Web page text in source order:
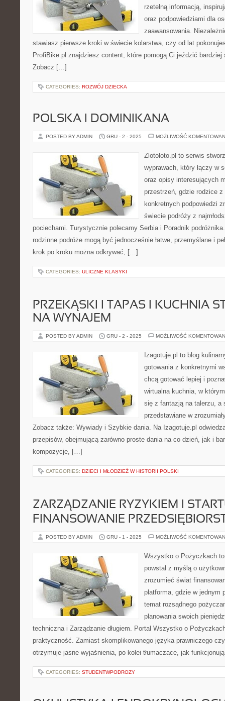
rzetelną informacją,
oraz podpowiedziami dla
zaawansowania.
stawiasz pierwsze kroki w świecie kolarstwa, czy od lat
ProfiBike.pl znajdziesz content, które pomogą Ci jeździć bardziej
Zobacz […]
CATEGORIES: ROZWÓJ DZIECKA
POLSKA I DOMINIKANA
POSTED BY ADMIN GRU - 2 - 2025 MOŻLIWOŚĆ
Zlotoloto.pl to serwis
wyprawach, który łączy w
oraz opisy interesujących
przestrzeń, gdzie rodzice
konkretnych podpowiedzi
świecie podróży z
pociechami. Turystycznie polecamy Serbia i Poradnik
rodzinne podróże mogą być jednocześnie łatwe, przemyślane i
krok po kroku można odkrywać, […]
CATEGORIES: ULICZNE KLASYKI
PRZEKĄSKI I TAPAS I KUCHNIA
NA WYNAJEM
POSTED BY ADMIN GRU - 2 - 2025 MOŻLIWOŚĆ
Izagotuje.pl to blog
gotowania z konkretnymi
chcą gotować lepiej i
wirtualna kuchnia, w
się z fantazją na talerzu, a
przedstawiane w
Zobacz także: Wywiady i Szybkie dania. Na Izagotuje.pl
przepisów, obejmującą zarówno proste dania na co dzień, jak i
kompozycje, […]
CATEGORIES: DZIECI I MŁODZIEŻ W HISTORII POLSKI
ZARZĄDZANIE RYZYKIEM I
FINANSOWANIE
POSTED BY ADMIN GRU - 1 - 2025 MOŻLIWOŚĆ
Wszystko o Pożyczkach
powstał z myślą o
zrozumieć świat
platforma, gdzie w jednym
temat rozsądnego
planowania swoich
techniczna i Zarządzanie długiem. Portal Wszystko o
praktyczność. Zamiast skomplikowanego języka prawniczego
otrzymuje jasne wyjaśnienia, po kolei tłumaczące, jak
CATEGORIES: STUDENTWPODROZY